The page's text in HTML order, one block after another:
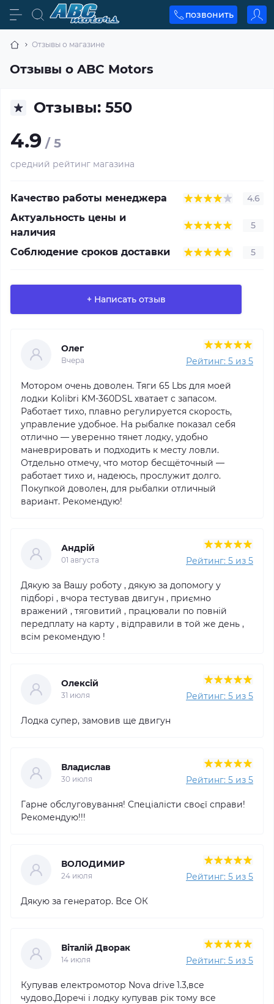
позвонить
Отзывы о магазине
Отзывы о ABC Motors
Отзывы: 550
4.9 / 5
средний рейтинг магазина
Качество работы менеджера 4.6
Актуальность цены и
наличия
5
Соблюдение сроков доставки 5
+ Написать отзыв
Олег
Вчера Рейтинг: 5 из 5
Мотором очень доволен. Тяги 65 Lbs для моей
лодки Kolibri KM-360DSL хватает с запасом.
Работает тихо, плавно регулируется скорость,
управление удобное. На рыбалке показал себя
отлично — уверенно тянет лодку, удобно
маневрировать и подходить к месту ловли.
Отдельно отмечу, что мотор бесщёточный —
работает тихо и, надеюсь, прослужит долго.
Покупкой доволен, для рыбалки отличный
вариант. Рекомендую!
Андрій
01 августа Рейтинг: 5 из 5
Дякую за Вашу роботу , дякую за допомогу у
підборі , вчора тестував двигун , приємно
вражений , тяговитий , працювали по повній
передплату на карту , відправили в той же день ,
всім рекомендую !
Олексій
31 июля Рейтинг: 5 из 5
Лодка супер, замовив ще двигун
Владислав
30 июля Рейтинг: 5 из 5
Гарне обслуговування! Спеціалісти своєї справи!
Рекомендую!!!
ВОЛОДИМИР
24 июля Рейтинг: 5 из 5
Дякую за генератор. Все ОК
Віталій Дворак
14 июля Рейтинг: 5 из 5
Купував електромотор Nova drive 1.3,все
чудово.Доречі і лодку купував рік тому все
Качество работы менеджера
Актуальность цены и наличия
Соблюдение сроков
доставки
Ваше имя
Ваш телефон
Ваш отзыв